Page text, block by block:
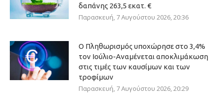
δαπάνης 263,5 εκατ. €
Παρασκευή, 7 Αυγούστου 2026, 20:36
Ο Πληθωρισμός υποχώρησε στο 3,4%
τον Ιούλιο-Αναμένεται αποκλιμάκωση
στις τιμές των καυσίμων και των
τροφίμων
Παρασκευή, 7 Αυγούστου 2026, 20:29